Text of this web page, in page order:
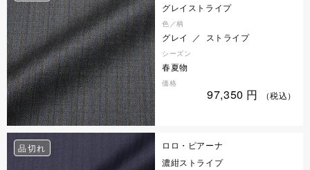
グレイストライプ
色／柄
グレイ ／ ストライプ
シーズン
春夏物
価格
97,350 円 （税込）
品切れ
ロロ・ピアーナ
濃紺ストライプ